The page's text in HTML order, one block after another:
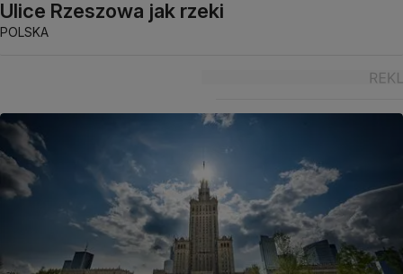
Ulice Rzeszowa jak rzeki
POLSKA